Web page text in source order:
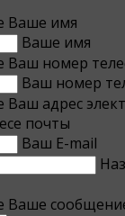
Ваше имя
Ваше имя
Ваш номер
Ваш номер
Ваш адрес
почты
Ваш E-mail
Ваше